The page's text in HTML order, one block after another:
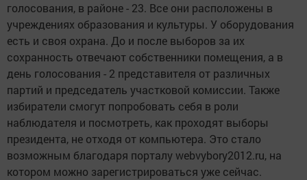
голосования, в районе - 23. Все они расположены в
учреждениях образования и культуры. У оборудования
есть и своя охрана. До и после выборов за их
сохранность отвечают собственники помещения, а в
день голосования - 2 представителя от различных
партий и председатель участковой комиссии. Также
избиратели смогут попробовать себя в роли
наблюдателя и посмотреть, как проходят выборы
президента, не отходя от компьютера. Это стало
возможным благодаря порталу webvybory2012.ru, на
котором можно зарегистрироваться уже сейчас.